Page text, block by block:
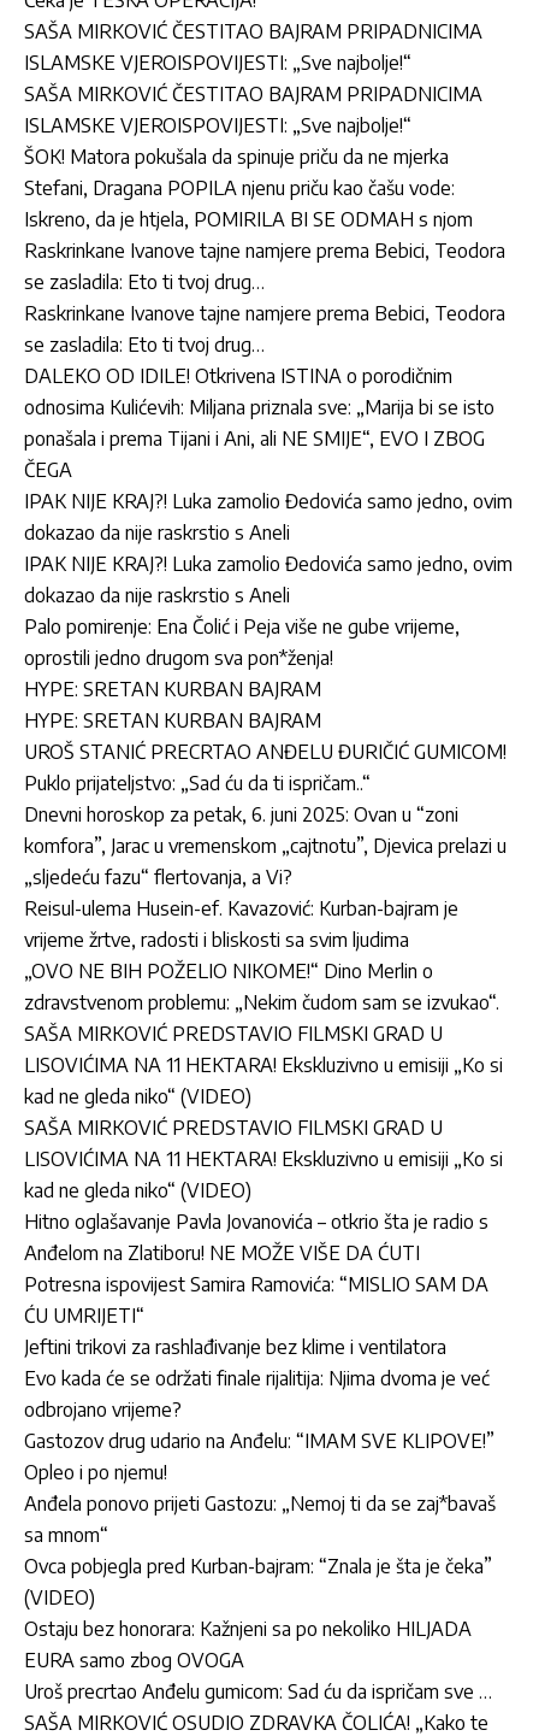
SAŠA MIRKOVIĆ ČESTITAO BAJRAM PRIPADNICIMA
ISLAMSKE VJEROISPOVIJESTI: „Sve najbolje!“
SAŠA MIRKOVIĆ ČESTITAO BAJRAM PRIPADNICIMA
ISLAMSKE VJEROISPOVIJESTI: „Sve najbolje!“
ŠOK! Matora pokušala da spinuje priču da ne mjerka
Stefani, Dragana POPILA njenu priču kao čašu vode:
Iskreno, da je htjela, POMIRILA BI SE ODMAH s njom
Raskrinkane Ivanove tajne namjere prema Bebici, Teodora
se zasladila: Eto ti tvoj drug…
Raskrinkane Ivanove tajne namjere prema Bebici, Teodora
se zasladila: Eto ti tvoj drug…
DALEKO OD IDILE! Otkrivena ISTINA o porodičnim
odnosima Kulićevih: Miljana priznala sve: „Marija bi se isto
ponašala i prema Tijani i Ani, ali NE SMIJE“, EVO I ZBOG
ČEGA
IPAK NIJE KRAJ?! Luka zamolio Đedovića samo jedno, ovim
dokazao da nije raskrstio s Aneli
IPAK NIJE KRAJ?! Luka zamolio Đedovića samo jedno, ovim
dokazao da nije raskrstio s Aneli
Palo pomirenje: Ena Čolić i Peja više ne gube vrijeme,
oprostili jedno drugom sva pon*ženja!
HYPE: SRETAN KURBAN BAJRAM
HYPE: SRETAN KURBAN BAJRAM
UROŠ STANIĆ PRECRTAO ANĐELU ĐURIČIĆ GUMICOM!
Puklo prijateljstvo: „Sad ću da ti ispričam..“
Dnevni horoskop za petak, 6. juni 2025: Ovan u “zoni
komfora”, Jarac u vremenskom „cajtnotu”, Djevica prelazi u
„sljedeću fazu“ flertovanja, a Vi?
Reisul-ulema Husein-ef. Kavazović: Kurban-bajram je
vrijeme žrtve, radosti i bliskosti sa svim ljudima
„OVO NE BIH POŽELIO NIKOME!“ Dino Merlin o
zdravstvenom problemu: „Nekim čudom sam se izvukao“.
SAŠA MIRKOVIĆ PREDSTAVIO FILMSKI GRAD U
LISOVIĆIMA NA 11 HEKTARA! Ekskluzivno u emisiji „Ko si
kad ne gleda niko“ (VIDEO)
SAŠA MIRKOVIĆ PREDSTAVIO FILMSKI GRAD U
LISOVIĆIMA NA 11 HEKTARA! Ekskluzivno u emisiji „Ko si
kad ne gleda niko“ (VIDEO)
Hitno oglašavanje Pavla Jovanovića – otkrio šta je radio s
Anđelom na Zlatiboru! NE MOŽE VIŠE DA ĆUTI
Potresna ispovijest Samira Ramovića: “MISLIO SAM DA
ĆU UMRIJETI“
Jeftini trikovi za rashlađivanje bez klime i ventilatora
Evo kada će se održati finale rijalitija: Njima dvoma je već
odbrojano vrijeme?
Gastozov drug udario na Anđelu: “IMAM SVE KLIPOVE!”
Opleo i po njemu!
Anđela ponovo prijeti Gastozu: „Nemoj ti da se zaj*bavaš
sa mnom“
Ovca pobjegla pred Kurban-bajram: “Znala je šta je čeka”
(VIDEO)
Ostaju bez honorara: Kažnjeni sa po nekoliko HILJADA
EURA samo zbog OVOGA
Uroš precrtao Anđelu gumicom: Sad ću da ispričam sve …
SAŠA MIRKOVIĆ OSUDIO ZDRAVKA ČOLIĆA! „Kako te